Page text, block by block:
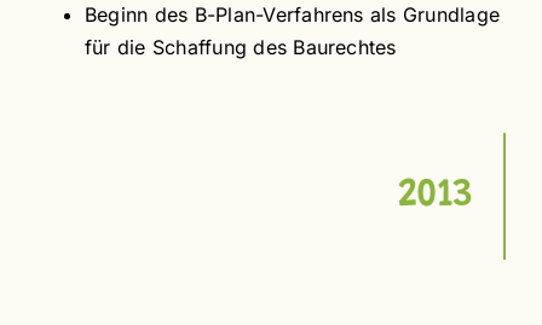
Beginn des B-Plan-Verfahrens als Grundlage
für die Schaffung des Baurechtes
2013